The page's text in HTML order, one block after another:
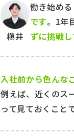
槇井
働き始め
です。1年
ずに挑戦
入社前から色んな
例えば、近くのス
って見ておくこと